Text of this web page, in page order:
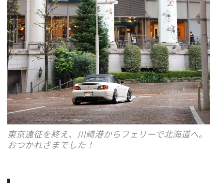
東京遠征を終え、川崎港からフェリーで北海道へ。
おつかれさまでした！